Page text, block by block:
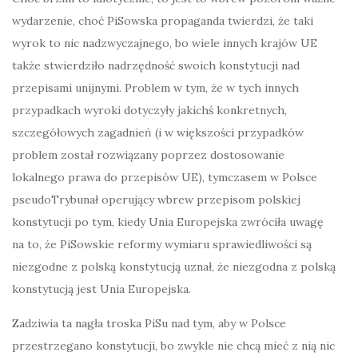
wydarzenie, choć PiSowska propaganda twierdzi, że taki
wyrok to nic nadzwyczajnego, bo wiele innych krajów UE
także stwierdziło nadrzędność swoich konstytucji nad
przepisami unijnymi. Problem w tym, że w tych innych
przypadkach wyroki dotyczyły jakichś konkretnych,
szczegółowych zagadnień (i w większości przypadków
problem został rozwiązany poprzez dostosowanie
lokalnego prawa do przepisów UE), tymczasem w Polsce
pseudoTrybunał operujący wbrew przepisom polskiej
konstytucji po tym, kiedy Unia Europejska zwróciła uwagę
na to, że PiSowskie reformy wymiaru sprawiedliwości są
niezgodne z polską konstytucją uznał, że niezgodna z polską
konstytucją jest Unia Europejska.
Zadziwia ta nagła troska PiSu nad tym, aby w Polsce
przestrzegano konstytucji, bo zwykle nie chcą mieć z nią nic